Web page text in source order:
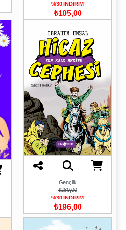
%30 İNDİRİM
₺105,00
Gençlik
₺280,00
%30 İNDİRİM
₺196,00